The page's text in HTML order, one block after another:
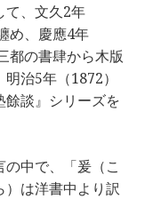
て、文久2年
め、慶應4年
都の書肆から木版
治5年（1872）
餘談』シリーズを
中で、「爰（こ
は洋書中より訳